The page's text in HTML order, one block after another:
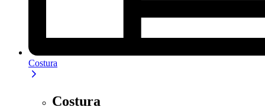
Costura
Costura